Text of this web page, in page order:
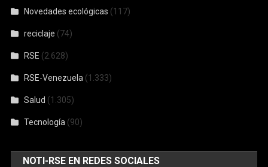
Novedades ecológicas (117)
reciclaje (74)
RSE (2.628)
RSE-Venezuela (1.333)
Salud (1.305)
Tecnología (90)
NOTI-RSE EN REDES SOCIALES